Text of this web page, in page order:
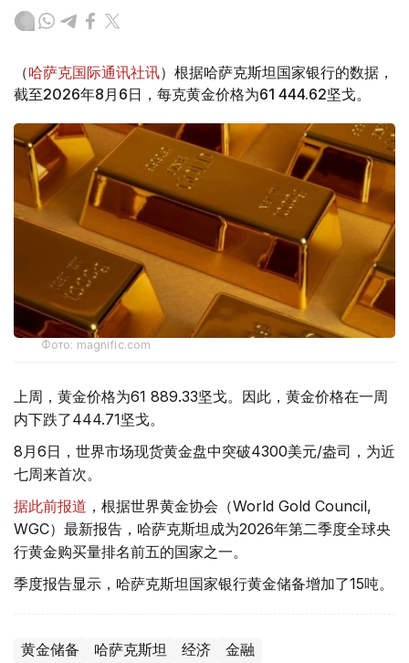
（哈萨克国际通讯社讯）根据哈萨克斯坦国家银行的数据，
截至2026年8月6日，每克黄金价格为61 444.62坚戈。
Фото: magnific.com
上周，黄金价格为61 889.33坚戈。因此，黄金价格在一周
内下跌了444.71坚戈。
8月6日，世界市场现货黄金盘中突破4300美元/盎司，为近
七周来首次。
据此前报道 ，根据世界黄金协会（World Gold Council,
WGC）最新报告，哈萨克斯坦成为2026年第二季度全球央
行黄金购买量排名前五的国家之一。
季度报告显示，哈萨克斯坦国家银行黄金储备增加了15吨。
黄金储备 哈萨克斯坦 经济 金融